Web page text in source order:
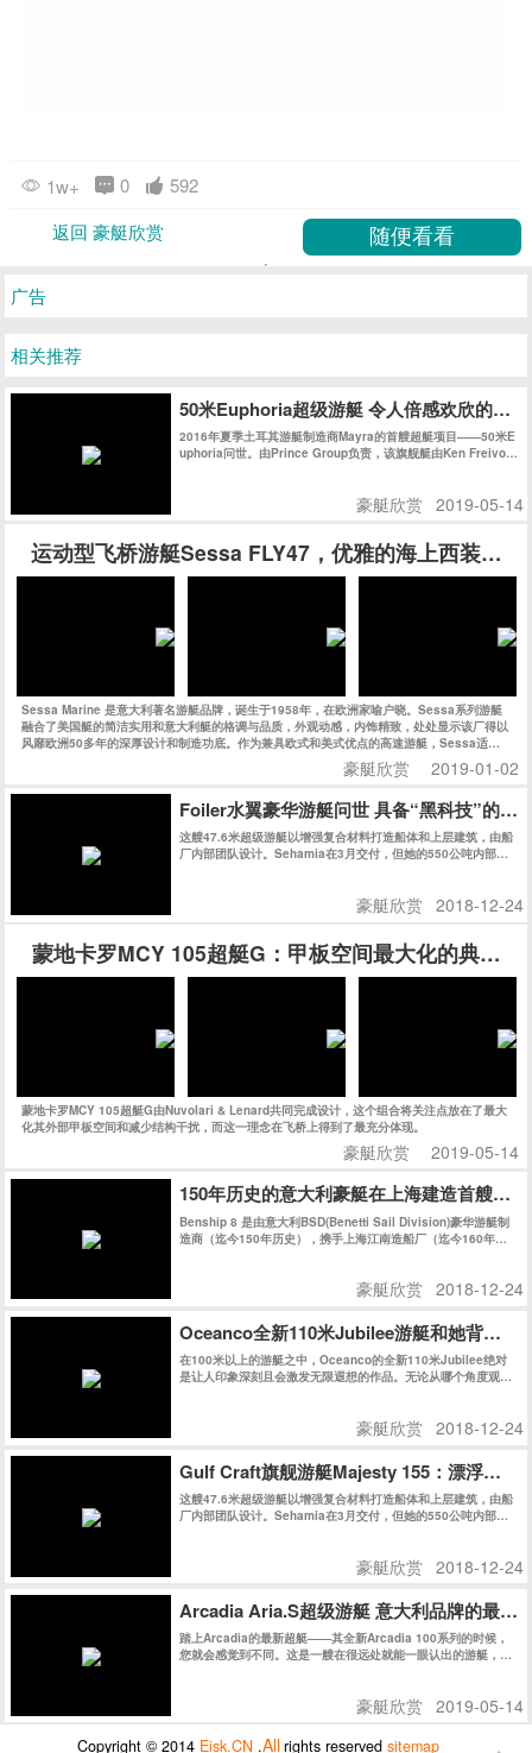
1w+ 0
592
返回 豪艇欣赏
广告
相关推荐
50米Euphoria超级游艇 令人倍感欢欣的海
2016年夏季土耳其游艇制造商Mayra的首艘超艇项目——50米E
uphoria问世。由Prince Group负责，该旗舰艇由Ken Freivok
豪艇欣赏 2019-05-14
运动型飞桥游艇Sessa FLY47，优雅的海上西装暴徒
Sessa Marine 是意大利著名游艇品牌，诞生于1958年，在欧洲家喻户晓。Sessa系列游艇
融合了美国艇的简洁实用和意大利艇的格调与品质，外观动感，内饰精致，处处显示该厂得以
风靡欧洲50多年的深厚设计和制造功底。作为兼具欧式和美式优点的高速游艇，Sessa适合
追求狂野而精致的海上生活的新一代人士。今天的Sessa每年生产上千艘船艇，可谓是持续、
豪艇欣赏 2019-01-02
Foiler水翼豪华游艇问世 具备“黑科技”的混
这艘47.6米超级游艇以增强复合材料打造船体和上层建筑，由船
厂内部团队设计。Sehamia在3月交付，但她的550公吨内部空
豪艇欣赏 2018-12-24
蒙地卡罗MCY 105超艇G：甲板空间最大化的典范之
蒙地卡罗MCY 105超艇G由Nuvolari & Lenard共同完成设计，这个组合将关注点放在了最大
化其外部甲板空间和减少结构干扰，而这一理念在飞桥上得到了最充分体现。
豪艇欣赏 2019-05-14
150年历史的意大利豪艇在上海建造首艘游
Benship 8 是由意大利BSD(Benetti Sail Division)豪华游艇制
造商（迄今150年历史），携手上海江南造船厂（迄今160年历
豪艇欣赏 2018-12-24
Oceanco全新110米Jubilee游艇和她背后的
在100米以上的游艇之中，Oceanco的全新110米Jubilee绝对
是让人印象深刻且会激发无限遐想的作品。无论从哪个角度观
豪艇欣赏 2018-12-24
Gulf Craft旗舰游艇Majesty 155：漂浮在海
这艘47.6米超级游艇以增强复合材料打造船体和上层建筑，由船
厂内部团队设计。Sehamia在3月交付，但她的550公吨内部空
豪艇欣赏 2018-12-24
Arcadia Aria.S超级游艇 意大利品牌的最新
踏上Arcadia的最新超艇——其全新Arcadia 100系列的时候，
您就会感觉到不同。这是一艘在很远处就能一眼认出的游艇，即
豪艇欣赏 2019-05-14
Copyright © 2014 Eisk.CN .Allrights reservedsitemap